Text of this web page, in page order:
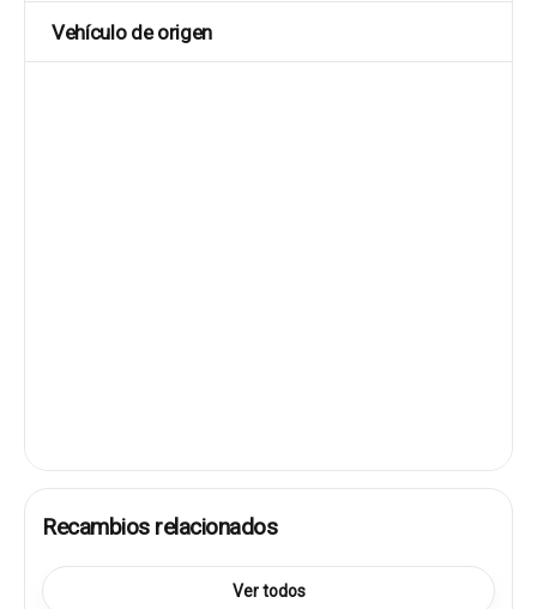
Vehículo de origen
Recambios relacionados
Ver todos